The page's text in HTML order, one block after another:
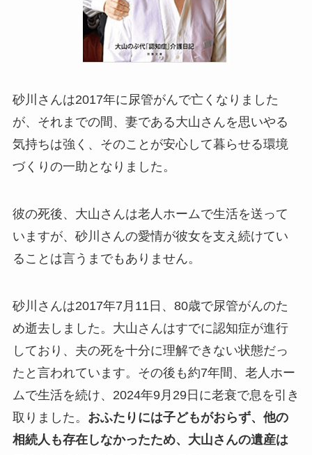
砂川さんは2017年に尿管がんで亡くなりました
が、それまでの間、妻である大山さんを思いやる
気持ちは強く、そのことが安心して暮らせる環境
づくりの一助となりました。
彼の死後、大山さんは老人ホームで生活を送って
いますが、砂川さんの愛情が彼女を支え続けてい
ることは言うまでもありません。
砂川さんは2017年7月11日、80歳で尿管がんのた
め逝去しました。大山さんはすでに認知症が進行
しており、夫の死を十分に理解できない状態だっ
たと言われています。その後も約7年間、老人ホー
ムで生活を続け、2024年9月29日に老衰で息を引き
取りました。 おふたりには子どもがおらず、他の
相続人も存在しなかったため、大山さんの遺産は